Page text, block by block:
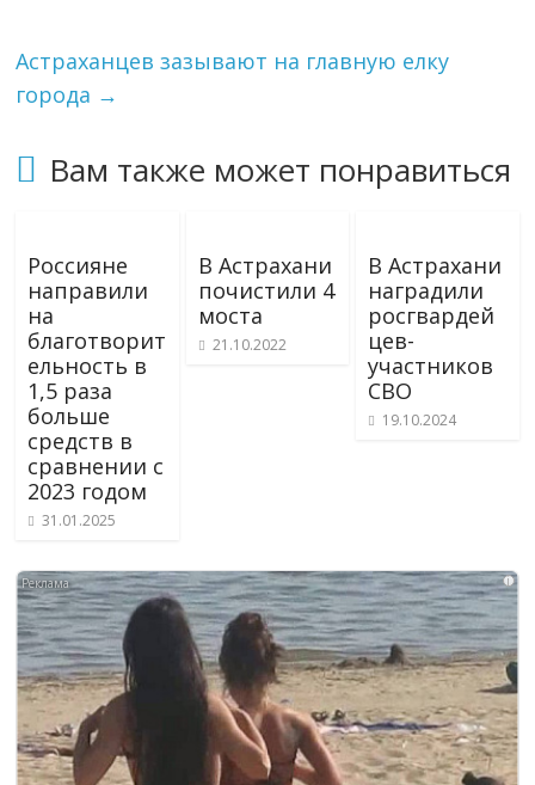
Астраханцев зазывают на главную елку
города →
Вам также может понравиться
Россияне
направили
на
благотворит
ельность в
1,5 раза
больше
средств в
сравнении с
2023 годом
31.01.2025
В Астрахани
почистили 4
моста
21.10.2022
В Астрахани
наградили
росгвардей
цев-
участников
СВО
19.10.2024
i